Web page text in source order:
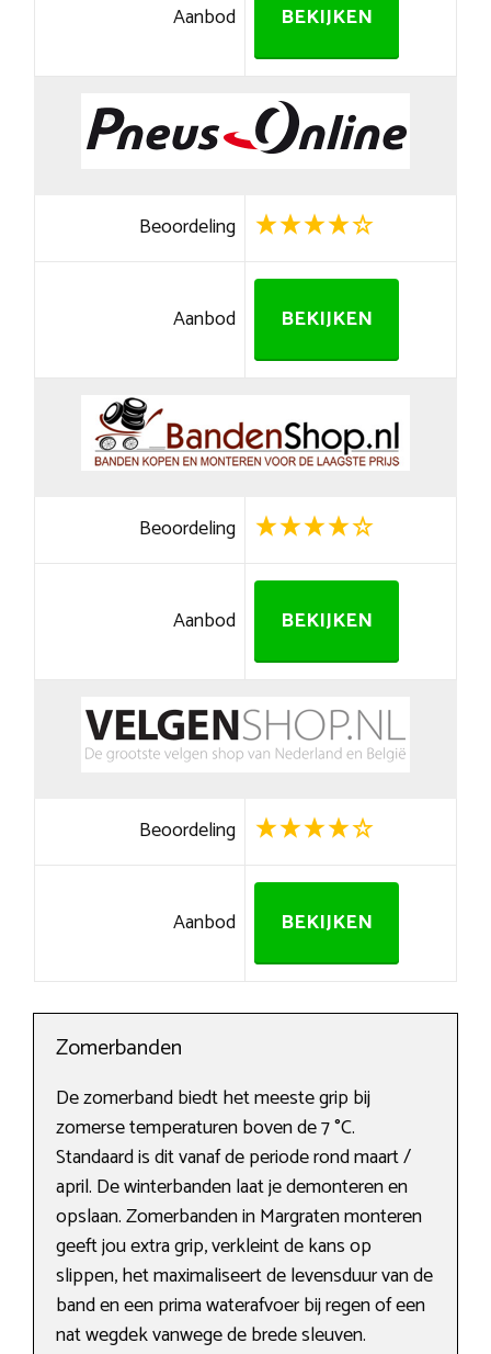
Aanbod BEKIJKEN
Beoordeling
Aanbod BEKIJKEN
Beoordeling
Aanbod BEKIJKEN
Beoordeling
Aanbod BEKIJKEN
Zomerbanden
De zomerband biedt het meeste grip bij
zomerse temperaturen boven de 7 °C.
Standaard is dit vanaf de periode rond maart /
april. De winterbanden laat je demonteren en
opslaan. Zomerbanden in Margraten monteren
geeft jou extra grip, verkleint de kans op
slippen, het maximaliseert de levensduur van de
band en een prima waterafvoer bij regen of een
nat wegdek vanwege de brede sleuven.